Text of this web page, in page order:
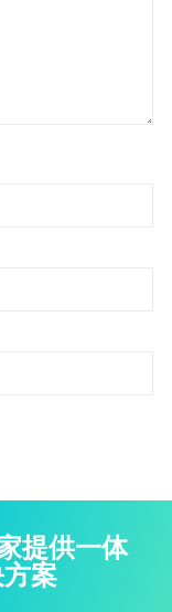
提供一体
案